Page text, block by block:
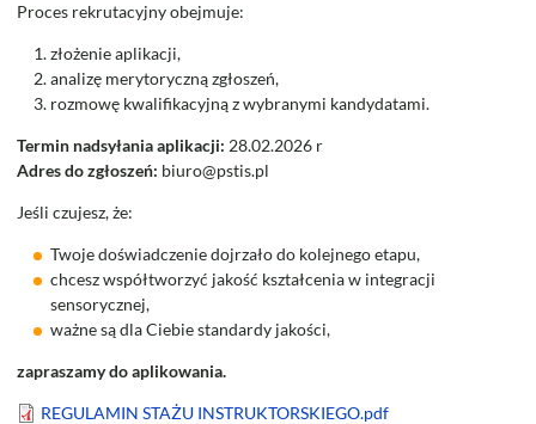
Proces rekrutacyjny obejmuje:
złożenie aplikacji,
analizę merytoryczną zgłoszeń,
rozmowę kwalifikacyjną z wybranymi kandydatami.
Termin nadsyłania aplikacji: 28.02.2026 r
Adres do zgłoszeń: biuro@pstis.pl
Jeśli czujesz, że:
Twoje doświadczenie dojrzało do kolejnego etapu,
chcesz współtworzyć jakość kształcenia w integracji
sensorycznej,
ważne są dla Ciebie standardy jakości,
zapraszamy do aplikowania.
Document
REGULAMIN STAŻU INSTRUKTORSKIEGO.pdf